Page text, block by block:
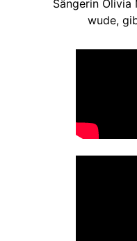
Sängerin
wude,